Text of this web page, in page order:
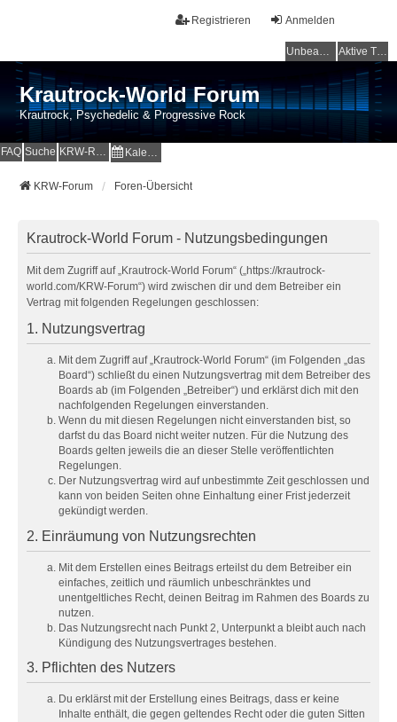
Anmelden
Registrieren
Unbeantwortete Themen Aktive Themen
Krautrock-World Forum
Krautrock, Psychedelic & Progressive Rock
FAQ Suche KRW-Radio Kalender
KRW-Forum Foren-Übersicht
Krautrock-World Forum - Nutzungsbedingungen
Mit dem Zugriff auf „Krautrock-World Forum“ („https://krautrock-
world.com/KRW-Forum“) wird zwischen dir und dem Betreiber ein
Vertrag mit folgenden Regelungen geschlossen:
1. Nutzungsvertrag
Mit dem Zugriff auf „Krautrock-World Forum“ (im Folgenden „das
Board“) schließt du einen Nutzungsvertrag mit dem Betreiber des
Boards ab (im Folgenden „Betreiber“) und erklärst dich mit den
nachfolgenden Regelungen einverstanden.
Wenn du mit diesen Regelungen nicht einverstanden bist, so
darfst du das Board nicht weiter nutzen. Für die Nutzung des
Boards gelten jeweils die an dieser Stelle veröffentlichten
Regelungen.
Der Nutzungsvertrag wird auf unbestimmte Zeit geschlossen und
kann von beiden Seiten ohne Einhaltung einer Frist jederzeit
gekündigt werden.
2. Einräumung von Nutzungsrechten
Mit dem Erstellen eines Beitrags erteilst du dem Betreiber ein
einfaches, zeitlich und räumlich unbeschränktes und
unentgeltliches Recht, deinen Beitrag im Rahmen des Boards zu
nutzen.
Das Nutzungsrecht nach Punkt 2, Unterpunkt a bleibt auch nach
Kündigung des Nutzungsvertrages bestehen.
3. Pflichten des Nutzers
Du erklärst mit der Erstellung eines Beitrags, dass er keine
Inhalte enthält, die gegen geltendes Recht oder die guten Sitten